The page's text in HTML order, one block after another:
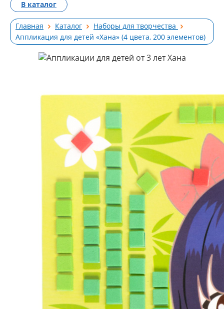
Главная Каталог
Наборы для творчества
Аппликация для детей «Хана» (4 цвета, 200 элементов)
В каталог